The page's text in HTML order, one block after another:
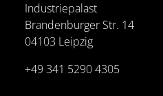
Industriepalast
Brandenburger Str. 14
04103 Leipzig
+49 341 5290 4305